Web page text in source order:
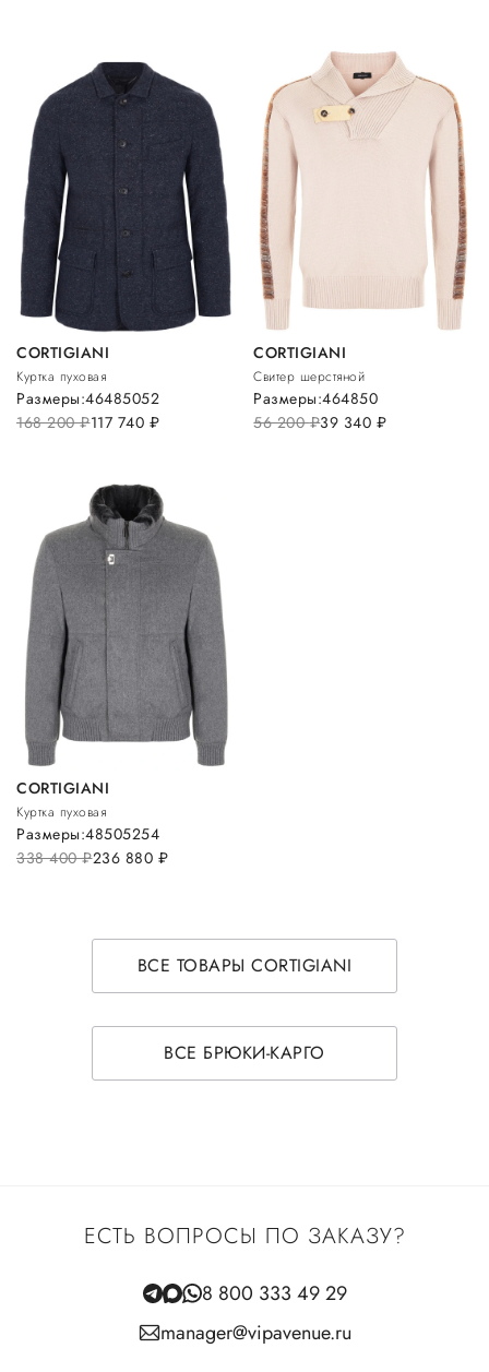
CORTIGIANI
Куртка пуховая
168 200руб.117 740 руб.
Размеры:46485052
CORTIGIANI
Свитер шерстяной
56 200руб.39 340 руб.
Размеры:464850
CORTIGIANI
Куртка пуховая
338 400руб.236 880 руб.
Размеры:48505254
ВСЕ ТОВАРЫ CORTIGIANI
ВСЕ БРЮКИ-КАРГО
ЕСТЬ ВОПРОСЫ ПО ЗАКАЗУ?
8 800 333 49 29
manager@vipavenue.ru